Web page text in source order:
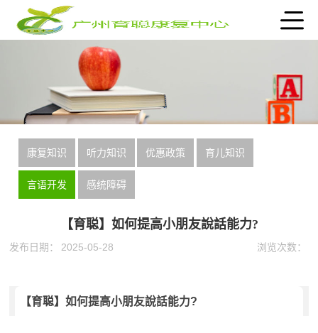
康复知识 听力知识 优惠政策 育儿知识
言语开发 感统障碍
【育聪】如何提高小朋友說話能力?
发布日期： 2025-05-28 浏览次数：
【育聪】如何提高小朋友說話能力?